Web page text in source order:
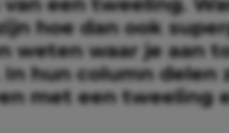
hoe dan ook
weten waar je aan
hun column delen
met een tweeling